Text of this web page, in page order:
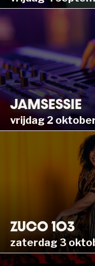
JAMSESSIE
vrijdag 2
ZUCO 103
zaterdag 3